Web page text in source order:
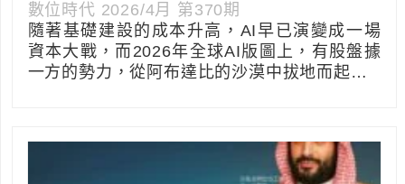
數位時代 2026/4月 第370期
隨著基礎建設的成本升高，AI早已演變成一場
資本大戰，而2026年全球AI版圖上，有股盤據
一方的勢力，從阿布達比的沙漠中拔地而起…